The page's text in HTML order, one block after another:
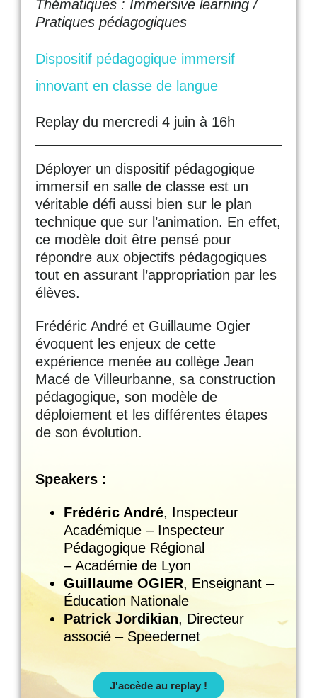
Thématiques : Immersive learning /
Pratiques pédagogiques
Dispositif pédagogique immersif
innovant en classe de langue
Replay du mercredi 4 juin à 16h
Déployer un dispositif pédagogique
immersif en salle de classe est un
véritable défi aussi bien sur le plan
technique que sur l’animation. En effet,
ce modèle doit être pensé pour
répondre aux objectifs pédagogiques
tout en assurant l’appropriation par les
élèves.
Frédéric André et Guillaume Ogier
évoquent les enjeux de cette
expérience menée au collège Jean
Macé de Villeurbanne, sa construction
pédagogique, son modèle de
déploiement et les différentes étapes
de son évolution.
Speakers :
Frédéric André, Inspecteur
Académique – Inspecteur
Pédagogique Régional
– Académie de Lyon
Guillaume OGIER, Enseignant –
Éducation Nationale
Patrick Jordikian, Directeur
associé – Speedernet
J'accède au replay !